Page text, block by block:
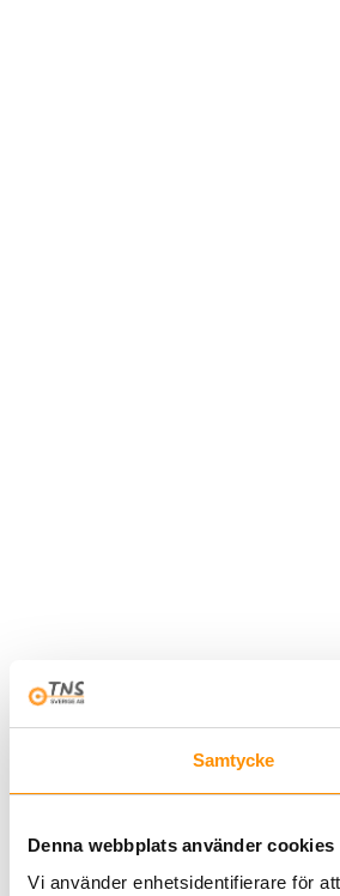
Samtycke
Denna webbplats använder cookies
Vi använder enhetsidentifierare för